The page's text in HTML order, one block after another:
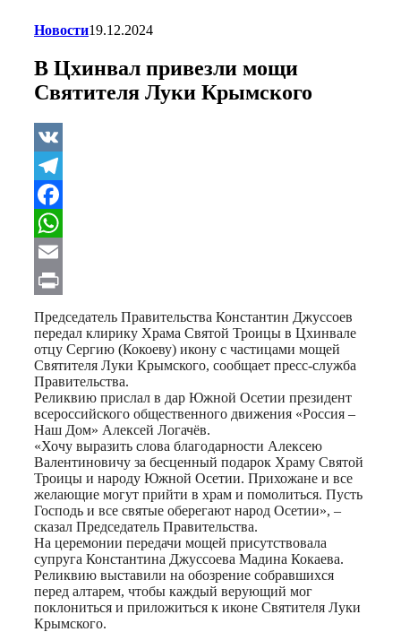
Новости19.12.2024
В Цхинвал привезли мощи
Святителя Луки Крымского
VK
Telegram
Facebook
WhatsApp
Email
Print
Председатель Правительства Константин Джуссоев
передал клирику Храма Святой Троицы в Цхинвале
отцу Сергию (Кокоеву) икону с частицами мощей
Святителя Луки Крымского, сообщает пресс-служба
Правительства.
Реликвию прислал в дар Южной Осетии президент
всероссийского общественного движения «Россия –
Наш Дом» Алексей Логачёв.
«Хочу выразить слова благодарности Алексею
Валентиновичу за бесценный подарок Храму Святой
Троицы и народу Южной Осетии. Прихожане и все
желающие могут прийти в храм и помолиться. Пусть
Господь и все святые оберегают народ Осетии», –
сказал Председатель Правительства.
На церемонии передачи мощей присутствовала
супруга Константина Джуссоева Мадина Кокаева.
Реликвию выставили на обозрение собравшихся
перед алтарем, чтобы каждый верующий мог
поклониться и приложиться к иконе Святителя Луки
Крымского.